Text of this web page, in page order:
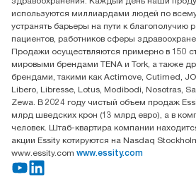
ООО «Эссити»,
Достык, 210, 2 блок, 3 этаж,
офис №32 050051, г.
Алматы, Казахстан
используются миллиардами людей по
устранять барьеры на пути к благополучию
пациентов, работников сферы
Продажи осуществляются примерно в 150
мировыми брендами TENA и Tork, а также
брендами, такими как Actimove, Cutimed,
Libero, Libresse, Lotus, Modibodi, Nosotras,
Zewa. В 2024 году чистый объем продаж
млрд шведских крон (13 млрд евро), а в
человек. Штаб-квартира компании
акции Essity котируются на Nasdaq
www.essity.com www.essity.com